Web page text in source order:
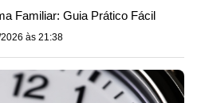
Familiar: Guia Prático Fácil
às 21:38